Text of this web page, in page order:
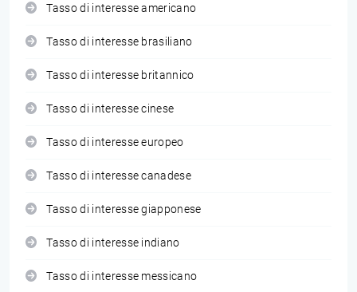
Tasso di interesse americano
Tasso di interesse brasiliano
Tasso di interesse britannico
Tasso di interesse cinese
Tasso di interesse europeo
Tasso di interesse canadese
Tasso di interesse giapponese
Tasso di interesse indiano
Tasso di interesse messicano